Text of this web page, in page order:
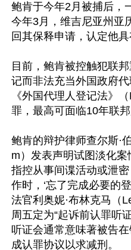
鲍肯于今年2月被捕后，
今年3月，维吉尼亚州亚
回其保释申请，认定他具
目前，鲍肯被控触犯联
记而非法充当外国政府
《外国代理人登记法》
罪，最高可面临10年联邦
鲍肯的辩护律师查尔斯·
m）发表声明试图淡化案
指控从事间谍活动或泄
作时，‘忘了完成必要的
法官利奥妮·布林克马（
周五定为“起诉前认罪听
听证会通常意味著被告
成认罪协议以求减刑。